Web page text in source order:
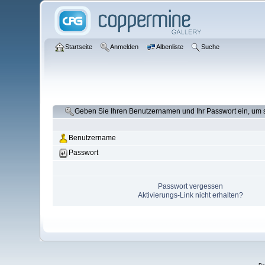
Startseite Anmelden Albenliste Suche
Geben Sie Ihren Benutzernamen und Ihr Passwort ein, um
Benutzername
Passwort
Passwort vergessen
Aktivierungs-Link nicht erhalten?